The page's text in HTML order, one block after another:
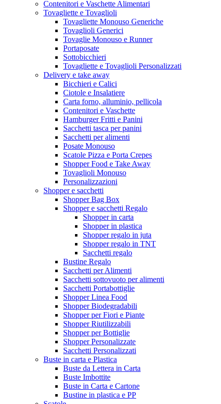
Contenitori e Vaschette Alimentari
Tovagliette e Tovaglioli
Tovagliette Monouso Generiche
Tovaglioli Generici
Tovaglie Monouso e Runner
Portaposate
Sottobicchieri
Tovagliette e Tovaglioli Personalizzati
Delivery e take away
Bicchieri e Calici
Ciotole e Insalatiere
Carta forno, alluminio, pellicola
Contenitori e Vaschette
Hamburger Fritti e Panini
Sacchetti tasca per panini
Sacchetti per alimenti
Posate Monouso
Scatole Pizza e Porta Crepes
Shopper Food e Take Away
Tovaglioli Monouso
Personalizzazioni
Shopper e sacchetti
Shopper Bag Box
Shopper e sacchetti Regalo
Shopper in carta
Shopper in plastica
Shopper regalo in juta
Shopper regalo in TNT
Sacchetti regalo
Bustine Regalo
Sacchetti per Alimenti
Sacchetti sottovuoto per alimenti
Sacchetti Portabottiglie
Shopper Linea Food
Shopper Biodegradabili
Shopper per Fiori e Piante
Shopper Riutilizzabili
Shopper per Bottiglie
Shopper Personalizzate
Sacchetti Personalizzati
Buste in carta e Plastica
Buste da Lettera in Carta
Buste Imbottite
Buste in Carta e Cartone
Bustine in plastica e PP